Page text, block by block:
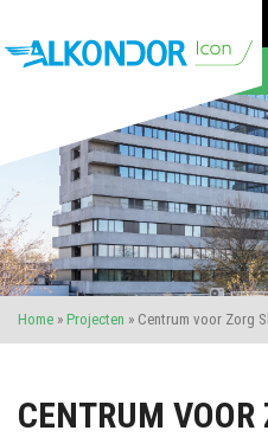
Home » Projecten » Centrum voor Zorg
CENTRUM VOOR